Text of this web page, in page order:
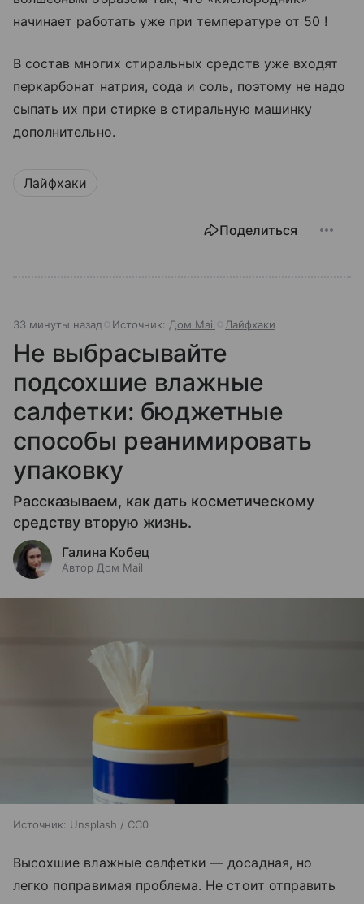
начинает работать уже при температуре от 50 !
В состав многих стиральных средств уже входят
перкарбонат натрия, сода и соль, поэтому не надо
сыпать их при стирке в стиральную машинку
дополнительно.
Лайфхаки
Поделиться
33 минуты назад Источник: Дом Mail Лайфхаки
Не выбрасывайте
подсохшие влажные
салфетки: бюджетные
способы реанимировать
упаковку
Рассказываем, как дать косметическому
средству вторую жизнь.
Галина Кобец
Автор Дом Mail
Источник: Unsplash / CC0
Высохшие влажные салфетки — досадная, но
легко поправимая проблема. Не стоит отправить